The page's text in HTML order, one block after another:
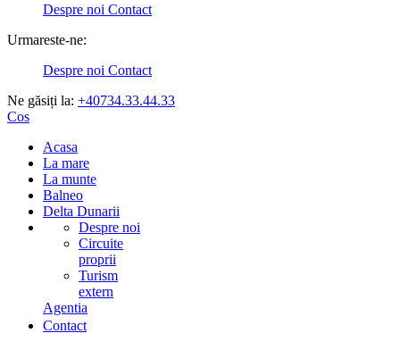
Despre noi Contact
Urmareste-ne:
Despre noi Contact
Ne găsiți la: +40734.33.44.33
Cos
Acasa
La mare
La munte
Balneo
Delta Dunarii
Despre noi
Circuite
proprii
Turism
extern
Agentia
Contact